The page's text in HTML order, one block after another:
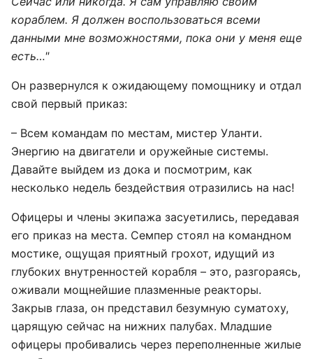
кораблем. Я должен воспользоваться всеми
данными мне возможностями, пока они у меня еще
есть…"
Он развернулся к ожидающему помощнику и отдал
свой первый приказ:
– Всем командам по местам, мистер Уланти.
Энергию на двигатели и оружейные системы.
Давайте выйдем из дока и посмотрим, как
несколько недель бездействия отразились на нас!
Офицеры и члены экипажа засуетились, передавая
его приказ на места. Семпер стоял на командном
мостике, ощущая приятный грохот, идущий из
глубоких внутренностей корабля – это, разгораясь,
оживали мощнейшие плазменные реакторы.
Закрыв глаза, он представил безумную суматоху,
царящую сейчас на нижних палубах. Младшие
офицеры пробивались через переполненные жилые